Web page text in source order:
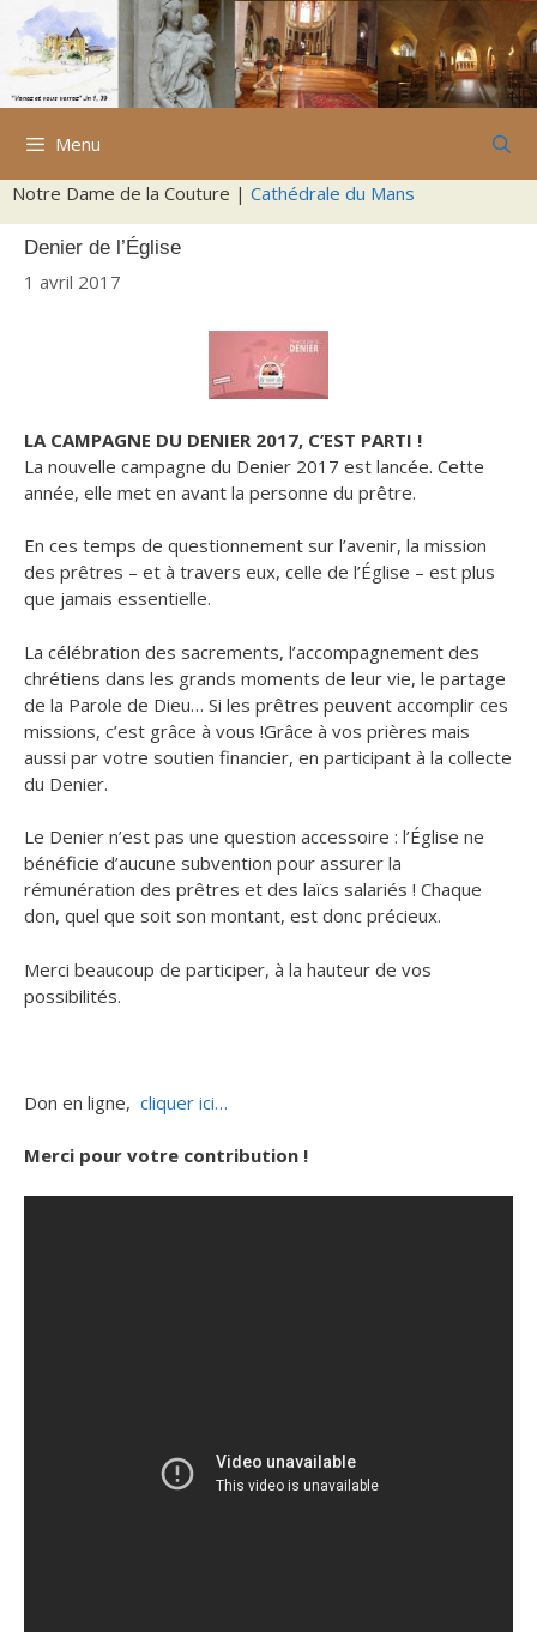
Aller
contenu
Menu
Notre Dame de la Couture | Cathédrale du Mans
Denier de l’Église
1 avril 2017
LA CAMPAGNE DU DENIER 2017, C’EST PARTI !
La nouvelle campagne du Denier 2017 est lancée. Cette
année, elle met en avant la personne du prêtre.
En ces temps de questionnement sur l’avenir, la mission
des prêtres – et à travers eux, celle de l’Église – est plus
que jamais essentielle.
La célébration des sacrements, l’accompagnement des
chrétiens dans les grands moments de leur vie, le partage
de la Parole de Dieu… Si les prêtres peuvent accomplir ces
missions, c’est grâce à vous !Grâce à vos prières mais
aussi par votre soutien financier, en participant à la collecte
du Denier.
Le Denier n’est pas une question accessoire : l’Église ne
bénéficie d’aucune subvention pour assurer la
rémunération des prêtres et des laïcs salariés ! Chaque
don, quel que soit son montant, est donc précieux.
Merci beaucoup de participer, à la hauteur de vos
possibilités.
Don en ligne, cliquer ici…
Merci pour votre contribution !